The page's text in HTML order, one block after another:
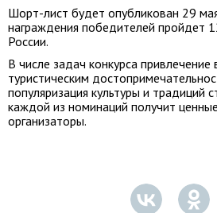
Шорт-лист будет опубликован 29
награждения победителей пройдет
России.
В числе задач конкурса привлечение
туристическим
популяризация культуры и традиций
каждой из номинаций получит
организаторы.